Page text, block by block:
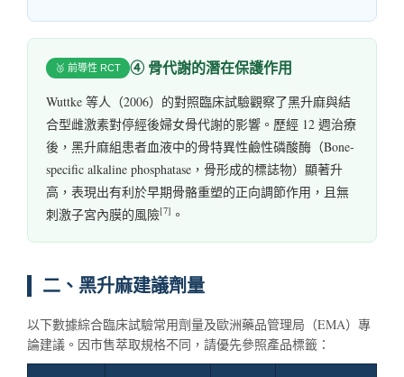
🥉 前導性 RCT ④ 骨代謝的潛在保護作用
Wuttke 等人（2006）的對照臨床試驗觀察了黑升麻與結
合型雌激素對停經後婦女骨代謝的影響。歷經 12 週治療
後，黑升麻組患者血液中的骨特異性鹼性磷酸酶（Bone-
specific alkaline phosphatase，骨形成的標誌物）顯著升
高，表現出有利於早期骨骼重塑的正向調節作用，且無
刺激子宮內膜的風險[7] 。
二、黑升麻建議劑量
以下數據綜合臨床試驗常用劑量及歐洲藥品管理局（EMA）專
論建議。因市售萃取規格不同，請優先參照產品標籤：